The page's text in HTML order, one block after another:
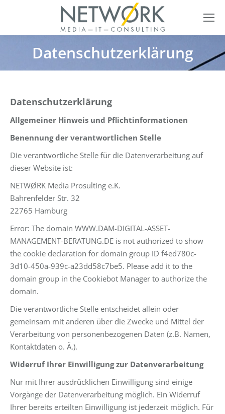
Datenschutzerklärung
Datenschutzerklärung
Allgemeiner Hinweis und Pflichtinformationen
Benennung der verantwortlichen Stelle
Die verantwortliche Stelle für die Datenverarbeitung auf
dieser Website ist:
NETWØRK Media Prosulting e.K.
Bahrenfelder Str. 32
22765 Hamburg
Error: The domain WWW.DAM-DIGITAL-ASSET-
MANAGEMENT-BERATUNG.DE is not authorized to show
the cookie declaration for domain group ID f4ed780c-
3d10-450a-939c-a23dd58c7be5. Please add it to the
domain group in the Cookiebot Manager to authorize the
domain.
Die verantwortliche Stelle entscheidet allein oder
gemeinsam mit anderen über die Zwecke und Mittel der
Verarbeitung von personenbezogenen Daten (z.B. Namen,
Kontaktdaten o. Ä.).
Widerruf Ihrer Einwilligung zur Datenverarbeitung
Nur mit Ihrer ausdrücklichen Einwilligung sind einige
Vorgänge der Datenverarbeitung möglich. Ein Widerruf
Ihrer bereits erteilten Einwilligung ist jederzeit möglich. Für